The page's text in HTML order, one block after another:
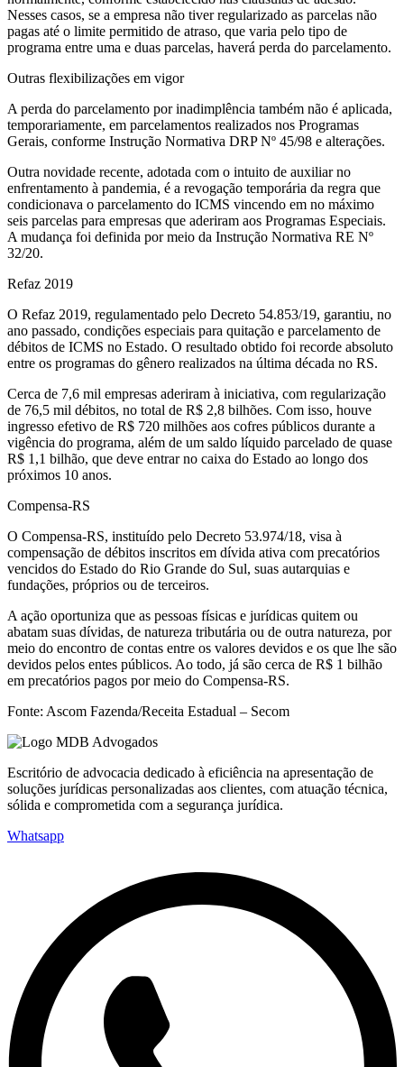
Nesses casos, se a empresa não tiver regularizado as parcelas não
pagas até o limite permitido de atraso, que varia pelo tipo de
programa entre uma e duas parcelas, haverá perda do parcelamento.
Outras flexibilizações em vigor
A perda do parcelamento por inadimplência também não é aplicada,
temporariamente, em parcelamentos realizados nos Programas
Gerais, conforme Instrução Normativa DRP Nº 45/98 e alterações.
Outra novidade recente, adotada com o intuito de auxiliar no
enfrentamento à pandemia, é a revogação temporária da regra que
condicionava o parcelamento do ICMS vincendo em no máximo
seis parcelas para empresas que aderiram aos Programas Especiais.
A mudança foi definida por meio da Instrução Normativa RE Nº
32/20.
Refaz 2019
O Refaz 2019, regulamentado pelo Decreto 54.853/19, garantiu, no
ano passado, condições especiais para quitação e parcelamento de
débitos de ICMS no Estado. O resultado obtido foi recorde absoluto
entre os programas do gênero realizados na última década no RS.
Cerca de 7,6 mil empresas aderiram à iniciativa, com regularização
de 76,5 mil débitos, no total de R$ 2,8 bilhões. Com isso, houve
ingresso efetivo de R$ 720 milhões aos cofres públicos durante a
vigência do programa, além de um saldo líquido parcelado de quase
R$ 1,1 bilhão, que deve entrar no caixa do Estado ao longo dos
próximos 10 anos.
Compensa-RS
O Compensa-RS, instituído pelo Decreto 53.974/18, visa à
compensação de débitos inscritos em dívida ativa com precatórios
vencidos do Estado do Rio Grande do Sul, suas autarquias e
fundações, próprios ou de terceiros.
A ação oportuniza que as pessoas físicas e jurídicas quitem ou
abatam suas dívidas, de natureza tributária ou de outra natureza, por
meio do encontro de contas entre os valores devidos e os que lhe são
devidos pelos entes públicos. Ao todo, já são cerca de R$ 1 bilhão
em precatórios pagos por meio do Compensa-RS.
Fonte: Ascom Fazenda/Receita Estadual – Secom
Escritório de advocacia dedicado à eficiência na apresentação de
soluções jurídicas personalizadas aos clientes, com atuação técnica,
sólida e comprometida com a segurança jurídica.
Whatsapp